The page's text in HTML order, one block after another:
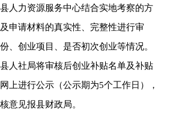
力资源服务中心结合实地考察的方
申请材料的真实性、完整性进行审
、创业项目、是否初次创业等情况。
社局将审核后创业补贴名单及补贴
上进行公示（公示期为5个工作日），
意见报县财政局。